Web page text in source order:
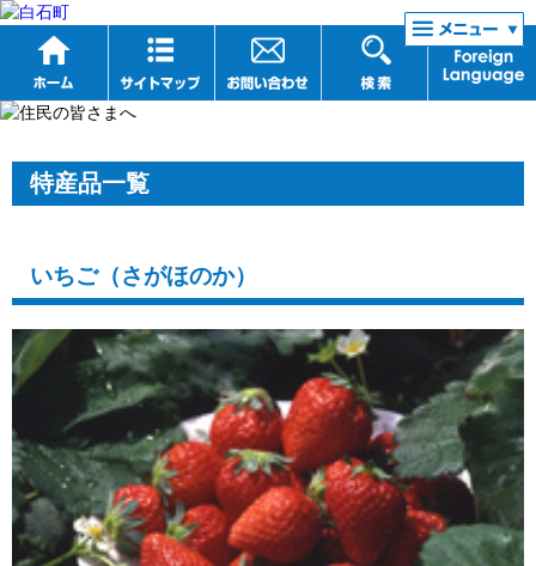
リンク集
特産品一覧
いちご（さがほのか）